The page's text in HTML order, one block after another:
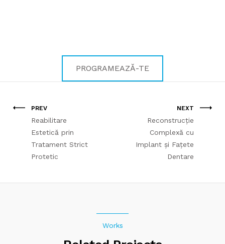
PROGRAMEAZĂ-TE
PREV
Reabilitare
Estetică prin
Tratament Strict
Protetic
NEXT
Reconstrucție
Complexă cu
Implant și Fațete
Dentare
Works